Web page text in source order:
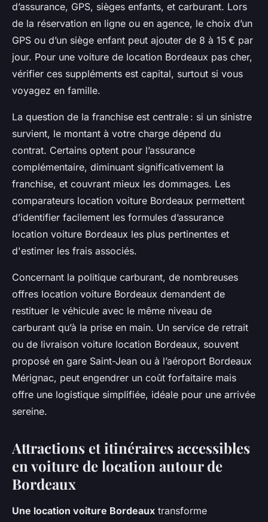
d’assurance, GPS, sièges enfants, et carburant. Lors
de la réservation en ligne ou en agence, le choix d’un
GPS ou d’un siège enfant peut ajouter de 8 à 15 € par
jour. Pour une voiture de location Bordeaux pas cher,
vérifier ces suppléments est capital, surtout si vous
voyagez en famille.
La question de la franchise est centrale : si un sinistre
survient, le montant à votre charge dépend du
contrat. Certains optent pour l’assurance
complémentaire, diminuant significativement la
franchise, et couvrant mieux les dommages. Les
comparateurs location voiture Bordeaux permettent
d’identifier facilement les formules d’assurance
location voiture Bordeaux les plus pertinentes et
d'estimer les frais associés.
Concernant la politique carburant, de nombreuses
offres location voiture Bordeaux demandent de
restituer le véhicule avec le même niveau de
carburant qu’à la prise en main. Un service de retrait
ou de livraison voiture location Bordeaux, souvent
proposé en gare Saint-Jean ou à l’aéroport Bordeaux
Mérignac, peut engendrer un coût forfaitaire mais
offre une logistique simplifiée, idéale pour une arrivée
sereine.
Attractions et itinéraires accessibles
en voiture de location autour de
Bordeaux
Une location voiture Bordeaux transforme